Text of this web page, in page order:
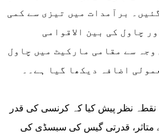
ٹن رہ گئیں۔ برآمدات میں تیزی سے کمی
چاول کی بین الاقوامی
سے مقامی مارکیٹ میں چاول
اضافہ دیکھا گیا ہے۔۔
متاثر، قدرتی گیس کی سبسڈی کی